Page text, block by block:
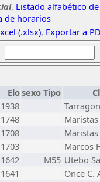
, Listado alfabético
de horarios
(.xlsx), Exportar a
Elosexo Tipo
1938
1748
Maristas
1708
Maristas
1703
Marcos
1642 M55 Utebo
1641
Once C.